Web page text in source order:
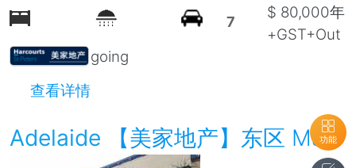
功能
7
$ 80,000年
+GST+Out
going
查看详情
Adelaide 【美家地产】东区 Magill Road 绝佳位置商业物业出租